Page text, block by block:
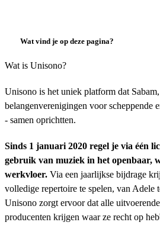
Wat vind je op deze pagina?
Wat is Unisono?
Unisono is het uniek platform dat
belangenverenigingen voor scheppende
- samen oprichtten.
Sinds 1 januari 2020 regel je via één
gebruik van muziek in het openbaar,
werkvloer. Via een jaarlijkse bijdrage
volledige repertoire te spelen, van Adele
Unisono zorgt ervoor dat alle
producenten krijgen waar ze recht op